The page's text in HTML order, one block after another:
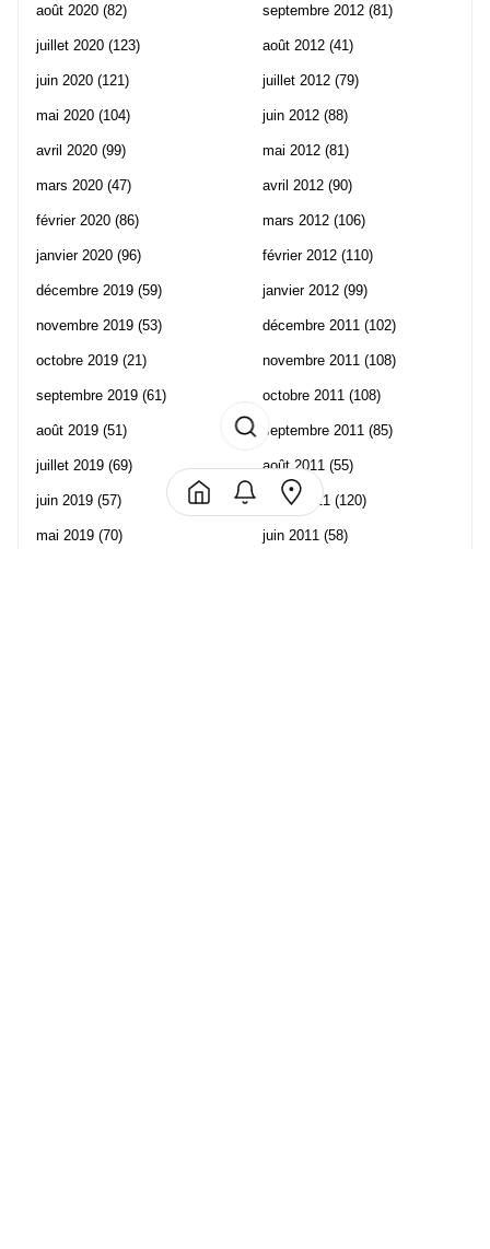
août 2020 (82)
juillet 2020 (123)
juin 2020 (121)
mai 2020 (104)
avril 2020 (99)
mars 2020 (47)
février 2020 (86)
janvier 2020 (96)
décembre 2019 (59)
novembre 2019 (53)
octobre 2019 (21)
septembre 2019 (61)
août 2019 (51)
juillet 2019 (69)
juin 2019 (57)
mai 2019 (70)
septembre 2012 (81)
août 2012 (41)
juillet 2012 (79)
juin 2012 (88)
mai 2012 (81)
avril 2012 (90)
mars 2012 (106)
février 2012 (110)
janvier 2012 (99)
décembre 2011 (102)
novembre 2011 (108)
octobre 2011 (108)
septembre 2011 (85)
août 2011 (55)
juillet 2011 (120)
juin 2011 (58)